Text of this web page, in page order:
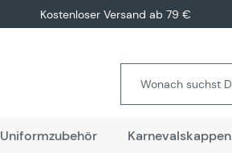
Kostenloser Versand ab 79 €
Uniformzubehör Karnevalskappen